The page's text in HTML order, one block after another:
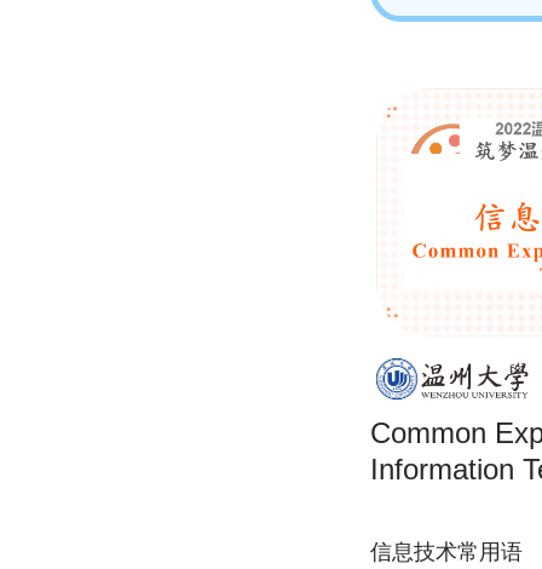
Common
Information
信息技术常用语